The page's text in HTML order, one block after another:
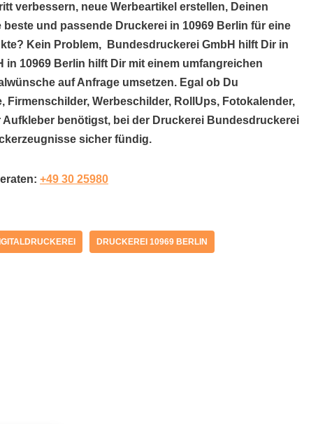
verbessern, neue Werbeartikel erstellen, Deinen
und passende Druckerei in 10969 Berlin für eine
Kein Problem, Bundesdruckerei GmbH hilft Dir in
10969 Berlin hilft Dir mit einem umfangreichen
auf Anfrage umsetzen. Egal ob Du
Werbeschilder, RollUps, Fotokalender,
benötigst, bei der Druckerei Bundesdruckerei
sicher fündig.
+49 30 25980
DRUCKEREI 10969 BERLIN